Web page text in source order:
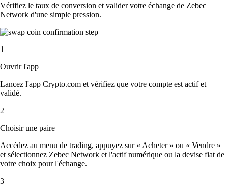
Vérifiez le taux de conversion et valider votre échange de Zebec
Network d'une simple pression.
1
Ouvrir l'app
Lancez l'app Crypto.com et vérifiez que votre compte est actif et
validé.
2
Choisir une paire
Accédez au menu de trading, appuyez sur « Acheter » ou « Vendre »
et sélectionnez Zebec Network et l'actif numérique ou la devise fiat de
votre choix pour l'échange.
3